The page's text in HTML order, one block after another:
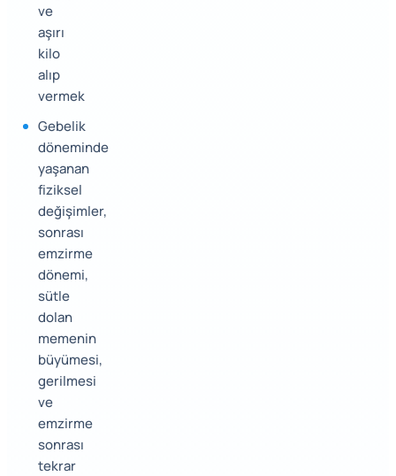
ve
aşırı
kilo
alıp
vermek
Gebelik
döneminde
yaşanan
fiziksel
değişimler,
sonrası
emzirme
dönemi,
sütle
dolan
memenin
büyümesi,
gerilmesi
ve
emzirme
sonrası
tekrar